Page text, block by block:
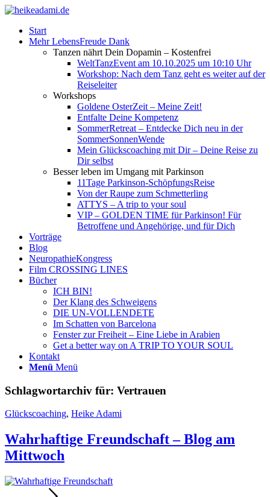
Start
Mehr LebensFreude Dank
Tanzen nährt Dein Dopamin – Kostenfrei
WeltTanzEvent am 10.10.2025 um 10:10 Uhr
Workshop: Nach dem Tanz geht es weiter auf der
Reiseleiter
Workshops
Goldene OsterZeit – Meine Zeit!
Entfalte Deine Kompetenz
SommerRetreat – Entdecke Dich neu in der
SommerSonnenWende
Mein Glückscoaching mit Dir – Deine Reise zu
Dir selbst
Besser leben im Umgang mit Parkinson
11Tage Parkinson-SchöpfungsReise
Von der Raupe zum Schmetterling
ATTYS – A trip to your soul
VIP – GOLDEN TIME für Parkinson! Für
Betroffene und Angehörige, und für Dich
Vorträge
Blog
NeuropathieKongress
Film CROSSING LINES
Bücher
ICH BIN!
Der Klang des Schweigens
DIE UN-VOLLENDETE
Im Schatten von Barcelona
Fenster zur Freiheit – Eine Liebe in Arabien
Get a better way on A TRIP TO YOUR SOUL
Kontakt
Menü Menü
Schlagwortarchiv für: Vertrauen
Glückscoaching, Heike Adami
Wahrhaftige Freundschaft – Blog am
Mittwoch